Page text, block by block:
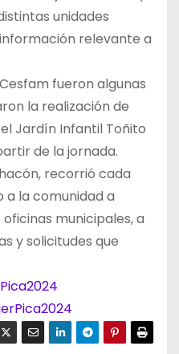
unidades
relevante a
fueron algunas
la realización de
Jardín Infantil Toñito
de la jornada.
recorrió cada
a la comunidad a
municipales, a
y solicitudes que